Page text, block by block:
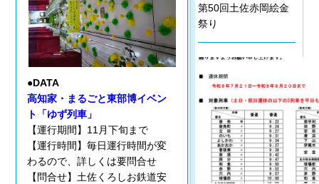
●DATA
高知家・まるごと東部博イベン
ト「ゆず列車」
【運行期間】11月下旬まで
【運行時間】毎日運行時間が変
わるので、詳しくは要問合せ
【問合せ】土佐くろしお鉄道安
第50回土佐赤岡絵金
祭り